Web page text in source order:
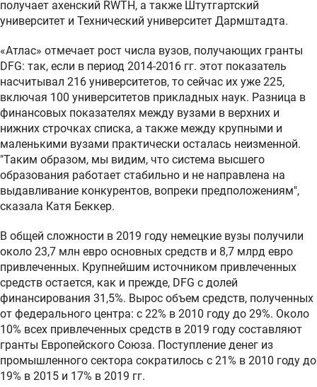
получает ахенский RWTH, а также Штутгартский
университет и Технический университет Дармштадта.
«Атлас» отмечает рост числа вузов, получающих гранты
DFG: так, если в период 2014-2016 гг. этот показатель
насчитывал 216 университетов, то сейчас их уже 225,
включая 100 университетов прикладных наук. Разница в
финансовых показателях между вузами в верхних и
нижних строчках списка, а также между крупными и
маленькими вузами практически осталась неизменной.
"Таким образом, мы видим, что система высшего
образования работает стабильно и не направлена на
выдавливание конкурентов, вопреки предположениям",
сказала Катя Беккер.
В общей сложности в 2019 году немецкие вузы получили
около 23,7 млн евро основных средств и 8,7 млрд евро
привлеченных. Крупнейшим источником привлеченных
средств остается, как и прежде, DFG с долей
финансирования 31,5%. Вырос объем средств, полученных
от федерального центра: с 22% в 2010 году до 29%. Около
10% всех привлеченных средств в 2019 году составляют
гранты Европейского Союза. Поступление денег из
промышленного сектора сократилось с 21% в 2010 году до
19% в 2015 и 17% в 2019 гг.